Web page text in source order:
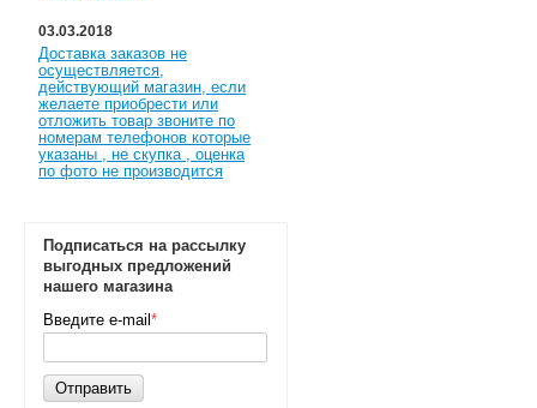
03.03.2018
Доставка заказов не
осуществляется,
действующий магазин, если
желаете приобрести или
отложить товар звоните по
номерам телефонов которые
указаны , не скупка , оценка
по фото не производится
Подписаться на рассылку
выгодных предложений
нашего магазина
Введите e-mail *
Отправить